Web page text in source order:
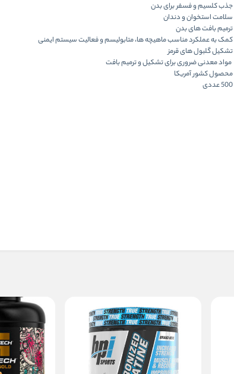
جذب کلسیم و فسفر برای بدن
سلامت استخوان و دندان
ترمیم بافت های بدن
کمک به عملکرد مناسب ماهیچه ها، متابولیسم و فعالیت سیستم ایمنی
تشکیل گلبول های قرمز
مواد معدنی ضروری برای تشکیل و ترمیم بافت
محصول کشورآمریکا
500 عددی